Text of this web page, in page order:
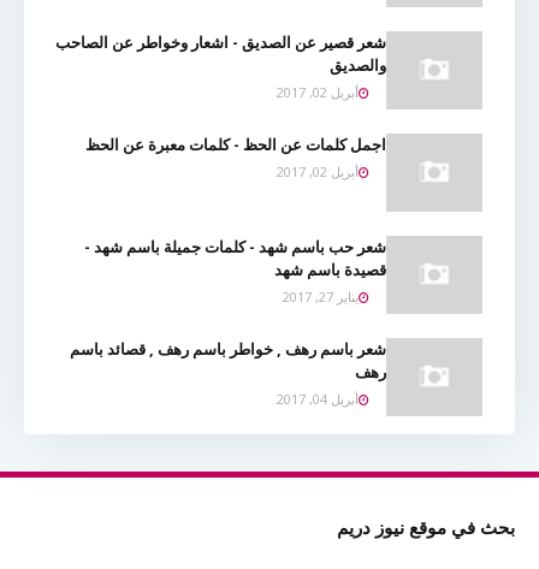
شعر قصير عن الصديق - اشعار وخواطر عن الصاحب
والصديق
أبريل 02, 2017
اجمل كلمات عن الحظ - كلمات معبرة عن الحظ
أبريل 02, 2017
شعر حب باسم شهد - كلمات جميلة باسم شهد -
قصيدة باسم شهد
يناير 27, 2017
شعر باسم رهف , خواطر باسم رهف , قصائد باسم
رهف
أبريل 04, 2017
بحث في موقع نيوز دريم